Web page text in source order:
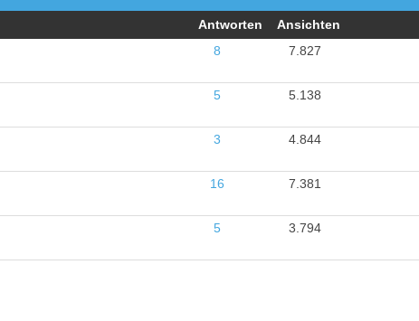
Antworten Ansichten
8 7.827
5 5.138
3 4.844
16 7.381
5 3.794